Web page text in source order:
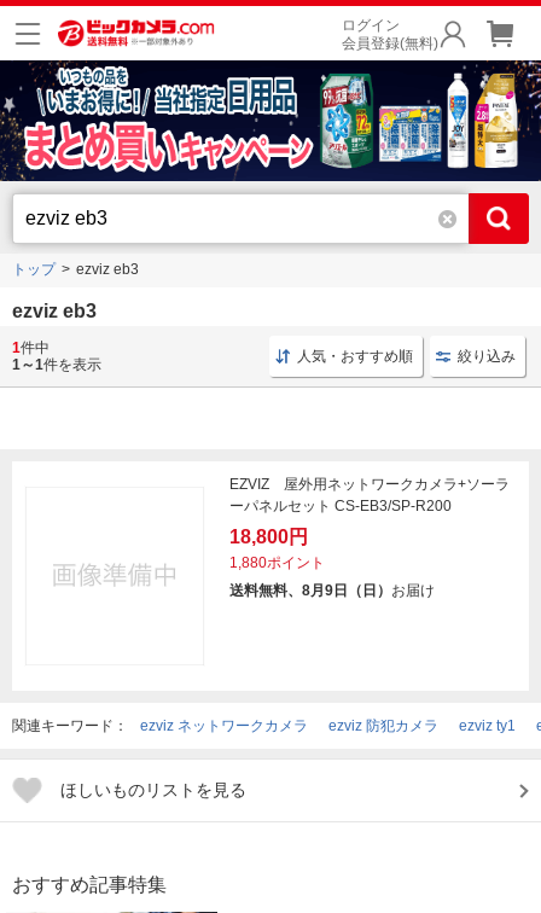
ログイン
会員登録(無料)
トップ ezviz eb3
ezviz eb3
防犯カメラ 屋外用 ネットワークカメラ 屋外用 屋外
1件中
1～1件を表示 人気・おすすめ順 絞り込み
EZVIZ 屋外用ネットワークカメラ+ソーラ
ーパネルセット CS-EB3/SP-R200
18,800円
1,880ポイント
送料無料、8月9日（日） お届け
関連キーワード： ezviz ネットワークカメラ ezviz 防犯カメラ ezviz ty1
ほしいものリストを見る
おすすめ記事特集